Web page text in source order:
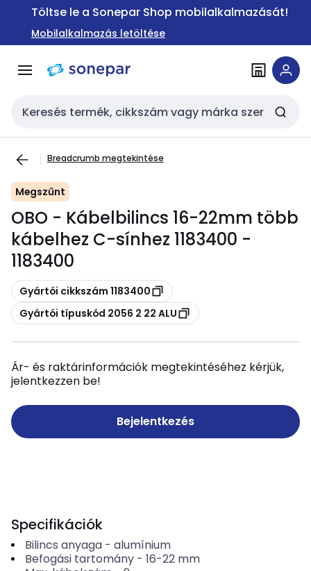
Ugrás a
Ugrás a
tartalomra
Töltse le a Sonepar Shop mobilalkalmazását!
Mobilalkalmazás letöltése
Keresési bemenet
Breadcrumb megtekintése
Megszűnt
OBO - Kábelbilincs 16-22mm több
kábelhez C-sínhez 1183400 -
1183400
Másolás
Gyártói cikkszám 1183400
Másolás
Gyártói típuskód 2056 2 22 ALU
Ár- és raktárinformációk megtekintéséhez kérjük,
jelentkezzen be!
Bejelentkezés
Specifikációk
Bilincs anyaga- alumínium
Befogási tartomány- 16-22 mm